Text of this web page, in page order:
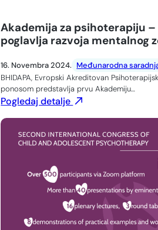
Akademija za psihoterapiju
poglavlja razvoja mentalnog
16. Novembra 2024. Međunarodna
BHIDAPA, Evropski Akreditovan
ponosom predstavlja prvu Akademiju…
Pogledaj detalje